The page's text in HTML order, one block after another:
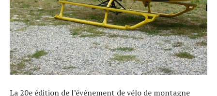
La 20e édition de l’événement de vélo de montagne